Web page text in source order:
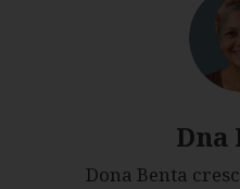
Dna
Dona Benta